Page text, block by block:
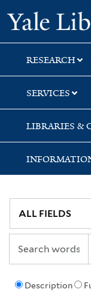
Skip
to
search
Skip
to
main
content
Skip
to
first
result
RESEARCH
SERVICES
LIBRARIES &
Description